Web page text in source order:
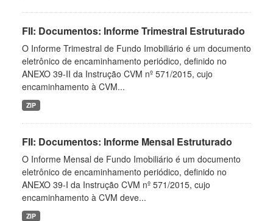
FII: Documentos: Informe Trimestral Estruturado
O Informe Trimestral de Fundo Imobiliário é um documento
eletrônico de encaminhamento periódico, definido no
ANEXO 39-II da Instrução CVM nº 571/2015, cujo
encaminhamento à CVM...
ZIP
FII: Documentos: Informe Mensal Estruturado
O Informe Mensal de Fundo Imobiliário é um documento
eletrônico de encaminhamento periódico, definido no
ANEXO 39-I da Instrução CVM nº 571/2015, cujo
encaminhamento à CVM deve...
ZIP